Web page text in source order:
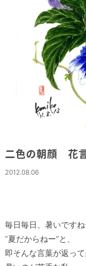
二色の朝顔 花
2012.08.06
毎日毎日、暑いです
“夏だからねー”と、
即そんな言葉が返っ